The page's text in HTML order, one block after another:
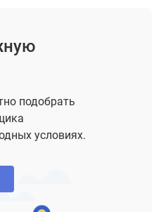
подобрать
условиях.